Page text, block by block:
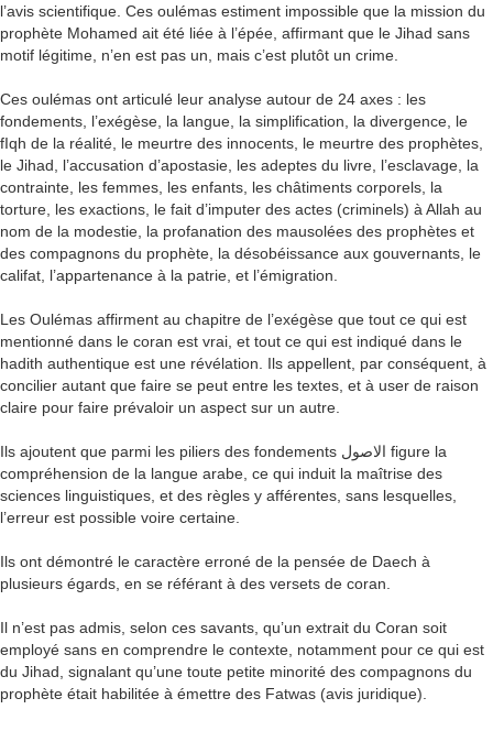
l’avis scientifique. Ces oulémas estiment impossible que la mission du
prophète Mohamed ait été liée à l’épée, affirmant que le Jihad sans
motif légitime, n’en est pas un, mais c’est plutôt un crime.
Ces oulémas ont articulé leur analyse autour de 24 axes : les
fondements, l’exégèse, la langue, la simplification, la divergence, le
fIqh de la réalité, le meurtre des innocents, le meurtre des prophètes,
le Jihad, l’accusation d’apostasie, les adeptes du livre, l’esclavage, la
contrainte, les femmes, les enfants, les châtiments corporels, la
torture, les exactions, le fait d’imputer des actes (criminels) à Allah au
nom de la modestie, la profanation des mausolées des prophètes et
des compagnons du prophète, la désobéissance aux gouvernants, le
califat, l’appartenance à la patrie, et l’émigration.
Les Oulémas affirment au chapitre de l’exégèse que tout ce qui est
mentionné dans le coran est vrai, et tout ce qui est indiqué dans le
hadith authentique est une révélation. Ils appellent, par conséquent, à
concilier autant que faire se peut entre les textes, et à user de raison
claire pour faire prévaloir un aspect sur un autre.
Ils ajoutent que parmi les piliers des fondements الاصول figure la
compréhension de la langue arabe, ce qui induit la maîtrise des
sciences linguistiques, et des règles y afférentes, sans lesquelles,
l’erreur est possible voire certaine.
Ils ont démontré le caractère erroné de la pensée de Daech à
plusieurs égards, en se référant à des versets de coran.
Il n’est pas admis, selon ces savants, qu’un extrait du Coran soit
employé sans en comprendre le contexte, notamment pour ce qui est
du Jihad, signalant qu’une toute petite minorité des compagnons du
prophète était habilitée à émettre des Fatwas (avis juridique).